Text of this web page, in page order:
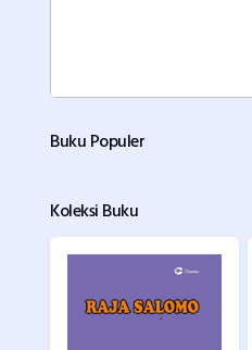
Buku Populer
Koleksi Buku